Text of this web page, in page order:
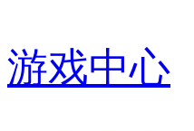
游戏中心